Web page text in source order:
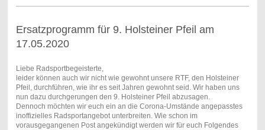
Ersatzprogramm für 9. Holsteiner Pfeil am
17.05.2020
Liebe Radsportbegeisterte,
leider können auch wir nicht wie gewohnt unsere RTF, den Holsteiner
Pfeil, durchführen, wie ihr es seit Jahren gewohnt seid. Wir haben uns
nun dazu durchgerungen den 9. Holsteiner Pfeil abzusagen.
Dennoch möchten wir euch ein an die Corona-Umstände angepasstes
inoffizielles Radsportangebot unterbreiten. Wie schon im
vorausgegangenen Post angekündigt werden wir für euch Folgendes